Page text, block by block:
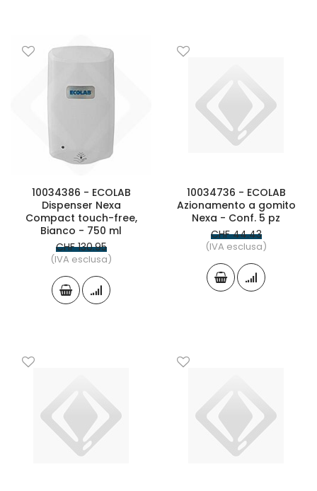
10034386 - ECOLAB
Dispenser Nexa
Compact touch-free,
Bianco - 750 ml
CHF 130.95
(IVA esclusa)
10034736 - ECOLAB
Azionamento a gomito
Nexa - Conf. 5 pz
CHF 44.43
(IVA esclusa)